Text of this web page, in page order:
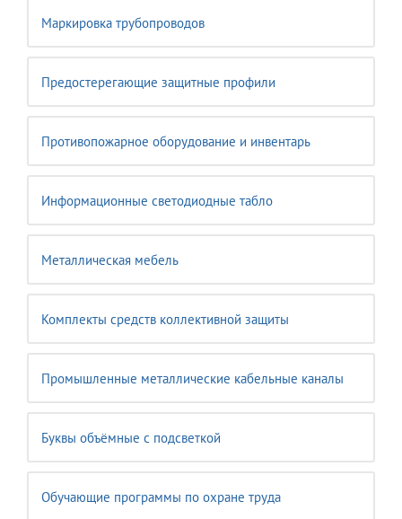
Маркировка трубопроводов
Предостерегающие защитные профили
Противопожарное оборудование и инвентарь
Информационные светодиодные табло
Металлическая мебель
Комплекты средств коллективной защиты
Промышленные металлические кабельные каналы
Буквы объёмные с подсветкой
Обучающие программы по охране труда